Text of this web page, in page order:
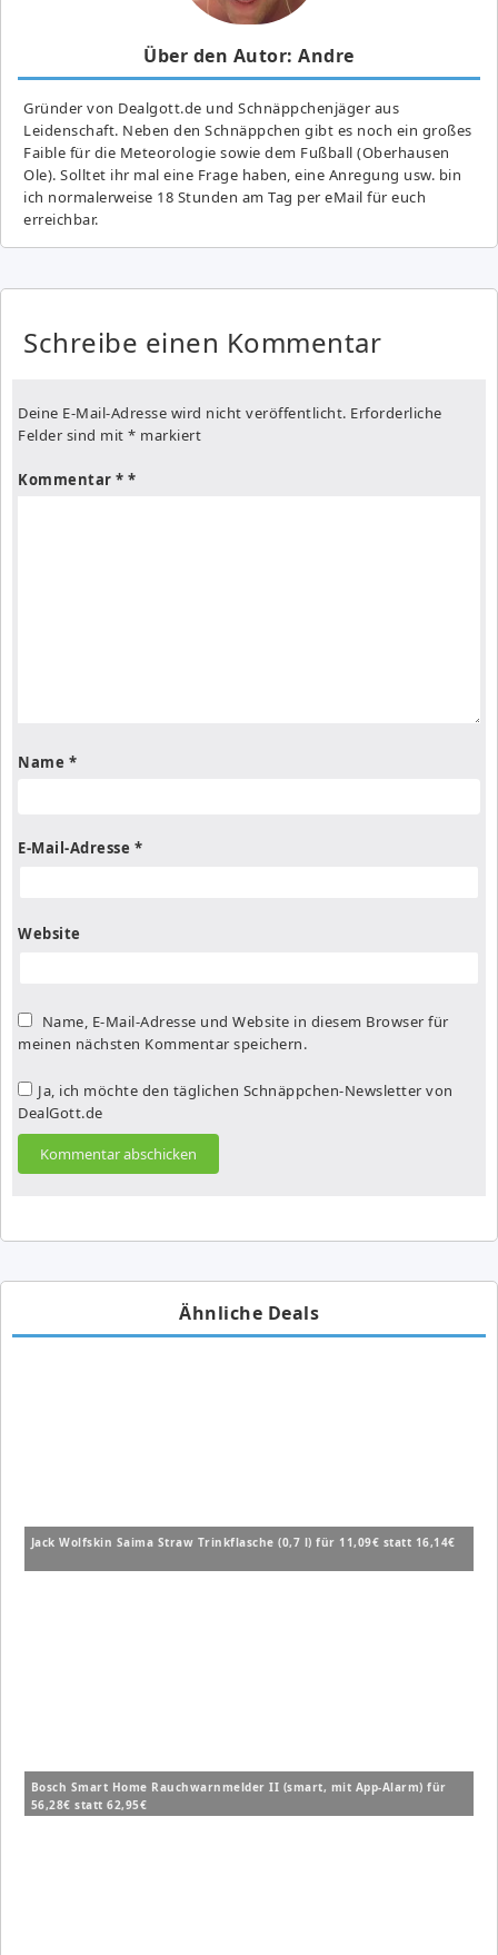
Über den Autor: Andre
Gründer von Dealgott.de und Schnäppchenjäger aus
Leidenschaft. Neben den Schnäppchen gibt es noch ein großes
Fai­ble für die Meteorologie sowie dem Fußball (Oberhausen
Ole). Solltet ihr mal eine Frage haben, eine Anregung usw. bin
ich normalerweise 18 Stunden am Tag per eMail für euch
erreichbar.
Schreibe einen Kommentar
Deine E-Mail-Adresse wird nicht veröffentlicht. Erforderliche
Felder sind mit * markiert
Kommentar *
Name *
E-Mail-Adresse *
Website
Name, E-Mail-Adresse und Website in diesem Browser für
meinen nächsten Kommentar speichern.
Ja, ich möchte den täglichen Schnäppchen-Newsletter von
DealGott.de
Ähnliche Deals
Jack Wolfskin Saima Straw Trinkflasche (0,7 l) für 11,09€ statt 16,14€
Bosch Smart Home Rauchwarnmelder II (smart, mit App-Alarm) für
56,28€ statt 62,95€